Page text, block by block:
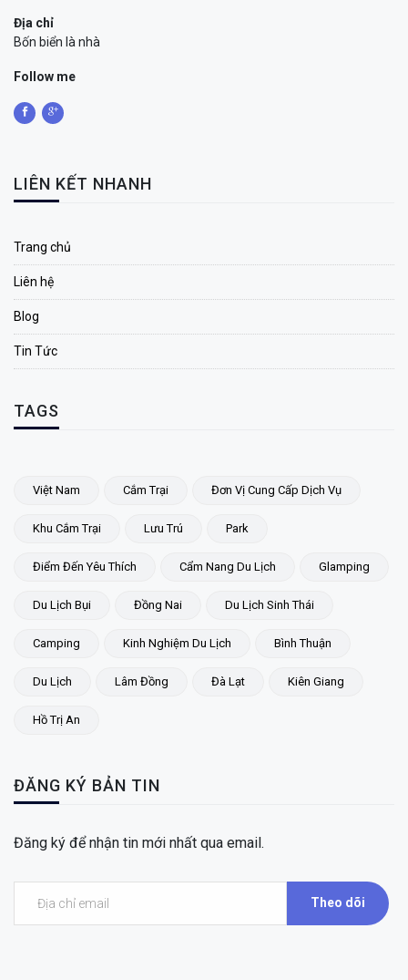
Địa chỉ
Bốn biển là nhà
Follow me
LIÊN KẾT NHANH
Trang chủ
Liên hệ
Blog
Tin Tức
TAGS
Việt Nam Cắm Trại Đơn Vị Cung Cấp Dịch Vụ
Khu Cắm Trại Lưu Trú Park
Điểm Đến Yêu Thích Cẩm Nang Du Lịch Glamping
Du Lịch Bụi Đồng Nai Du Lịch Sinh Thái
Camping Kinh Nghiệm Du Lịch Bình Thuận
Du Lịch Lâm Đồng Đà Lạt Kiên Giang
Hồ Trị An
ĐĂNG KÝ BẢN TIN
Đăng ký để nhận tin mới nhất qua email.
Theo dõi